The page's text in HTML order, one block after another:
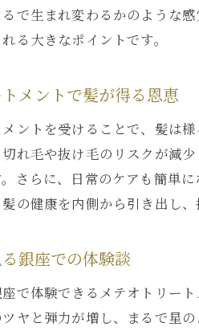
で生まれ変わるかのような
る大きなポイントです。
メントで髪が得る恩恵
ントを受けることで、髪は
れ毛や抜け毛のリスクが減
さらに、日常のケアも簡単
の健康を内側から引き出し、
銀座での体験談
で体験できるメテオトリー
ヤと弾力が増し、まるで星